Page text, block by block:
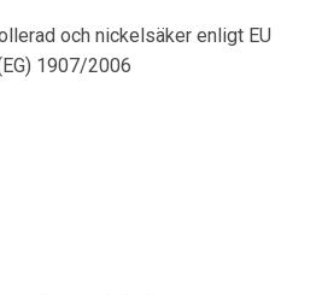
och nickelsäker enligt EU
1907/2006